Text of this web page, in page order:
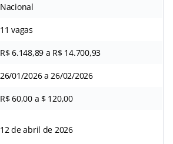
Nacional
11 vagas
R$ 6.148,89 a R$ 14.700,93
26/01/2026 a 26/02/2026
R$ 60,00 a $ 120,00
12 de abril de 2026